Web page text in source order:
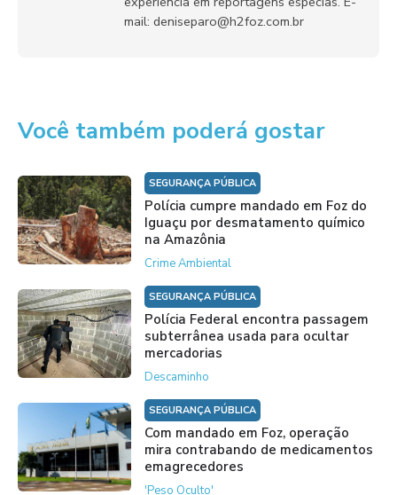
mail: deniseparo@h2foz.com.br
Você também poderá gostar
SEGURANÇA PÚBLICA
Polícia cumpre mandado em Foz do
Iguaçu por desmatamento químico
na Amazônia
Crime Ambiental
SEGURANÇA PÚBLICA
Polícia Federal encontra passagem
subterrânea usada para ocultar
mercadorias
Descaminho
SEGURANÇA PÚBLICA
Com mandado em Foz, operação
mira contrabando de medicamentos
emagrecedores
'Peso Oculto'